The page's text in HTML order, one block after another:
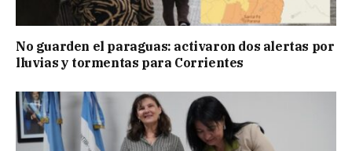
No guarden el paraguas: activaron dos alertas por
lluvias y tormentas para Corrientes